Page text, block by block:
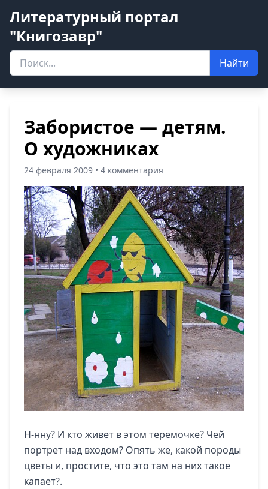
Литературный портал
"Книгозавр"
Найти
Забористое — детям.
О художниках
24 февраля 2009 • 4 комментария
Н-нну? И кто живет в этом теремочке? Чей
портрет над входом? Опять же, какой породы
цветы и, простите, что это там на них такое
капает?.